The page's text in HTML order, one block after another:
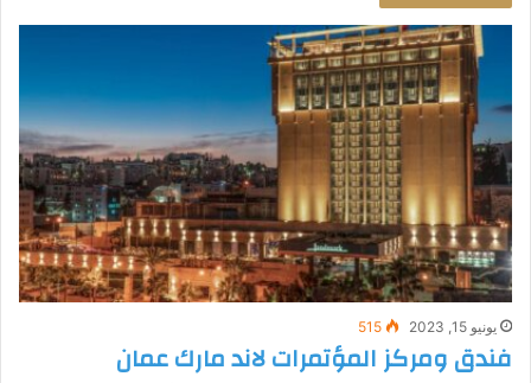
يونيو 15, 2023 515
فندق ومركز المؤتمرات لاند مارك عمان